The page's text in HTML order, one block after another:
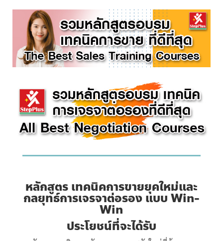
หลักสูตร เทคนิคการขายยุคใหม่และ
กลยุทธ์การเจรจาต่อรอง แบบ Win-
Win​
ประโยชน์ที่จะได้รับ